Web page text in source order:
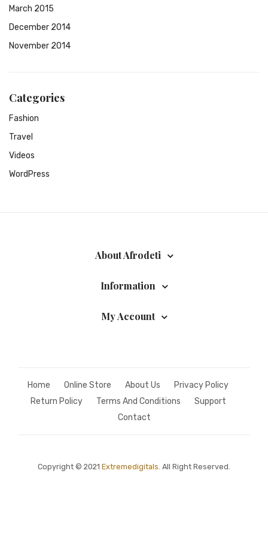
March 2015
December 2014
November 2014
Categories
Fashion
Travel
Videos
WordPress
About Afrodeti
Information
My Account
Home Online Store About Us
Privacy Policy
Return Policy
Terms And Conditions
Support
Contact
Copyright © 2021 Extremedigitals. All Right Reserved.